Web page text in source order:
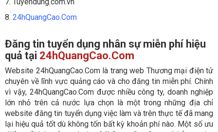
7. Tuyendung.com.vn
8. 24hQuangCao.Com
Đăng tin tuyển dụng nhân sự miễn phí hiệu
quả tại 24hQuangCao.Com
Website 24hQuangCao.Com là trang web Thương mại điện tử
chuyên về lĩnh vực quảng cáo và cho đăng tin miễn phí. Chính
vì vậy, 24hQuangCao.Comđược nhiều công ty, doanh nghiệp
lớn nhỏ trên cả nước lựa chọn là một trong những địa chỉ
website đăng tin tuyển dụng việc làm và trên thực tế đã mang
lại hiệu quả tốt dù không tốn bất kỳ khoản phí nào. Một số ưu